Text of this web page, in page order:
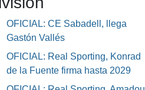
OFICIAL: CE Sabadell, llega
Gastón Vallés
OFICIAL: Real Sporting, Konrad
de la Fuente firma hasta 2029